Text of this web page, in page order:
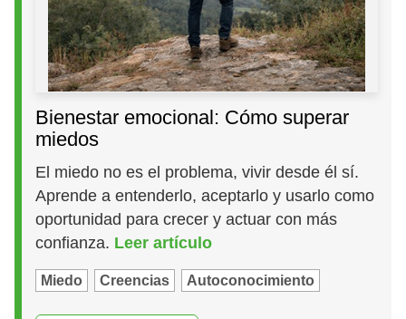
Bienestar emocional: Cómo superar
miedos
El miedo no es el problema, vivir desde él sí.
Aprende a entenderlo, aceptarlo y usarlo como
oportunidad para crecer y actuar con más
confianza. Leer artículo
Miedo Creencias Autoconocimiento